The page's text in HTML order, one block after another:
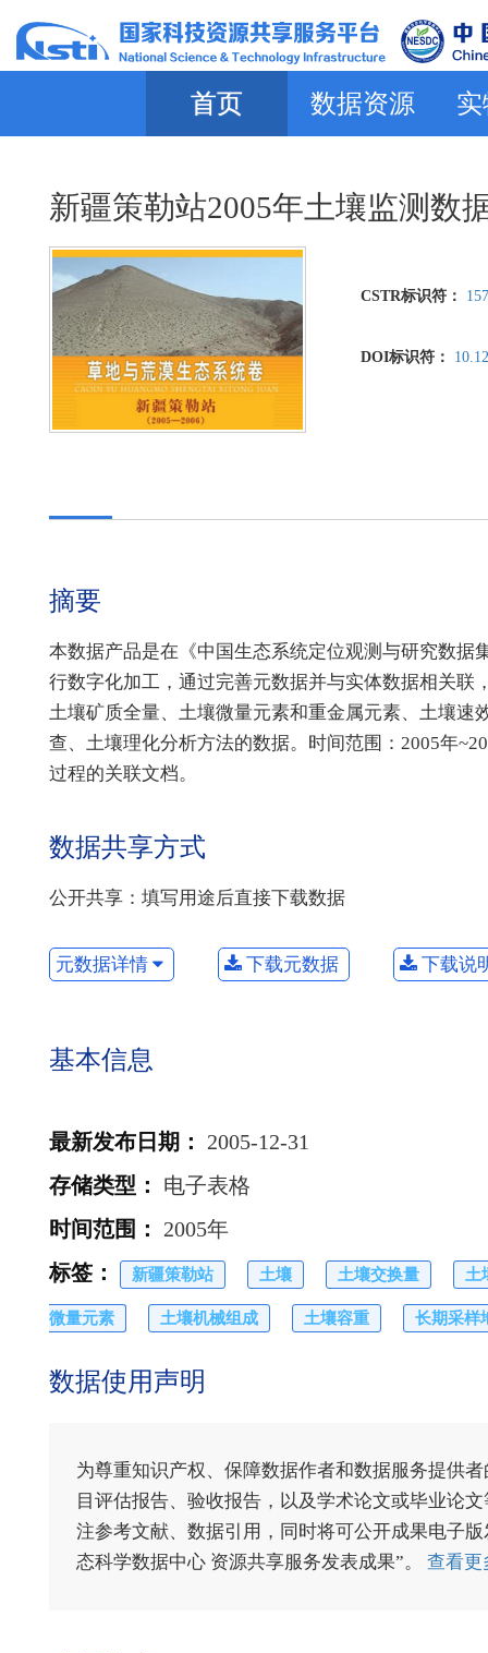
首页 数据资源
新疆策勒站2005年土壤监测数
CSTR标识符：
DOI标识符：
摘要
本数据产品是在《中国生态系统定位观测与研究数
行数字化加工，通过完善元数据并与实体数据相关
土壤矿质全量、土壤微量元素和重金属元素、土壤
查、土壤理化分析方法的数据。时间范围：2005年
过程的关联文档。
数据共享方式
公开共享：填写用途后直接下载数据
元数据详情 下载元数据 下载说
基本信息
最新发布日期 ：
2005-12-31
存储类型 ：
电子表格
时间范围 ：
2005年
标签 ： 新疆策勒站 土壤 土壤交换量 土
微量元素 土壤机械组成 土壤容重 长期采样
数据使用声明
为尊重知识产权、保障数据作者和数据服务提供
目评估报告、验收报告，以及学术论文或毕业论
注参考文献、数据引用，同时将可公开成果电子
态科学数据中心 资源共享服务发表成果”。 查看